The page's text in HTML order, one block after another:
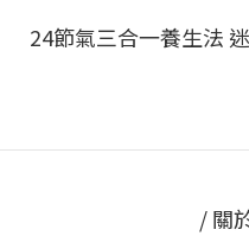
24節氣三合一養生法
/ 關